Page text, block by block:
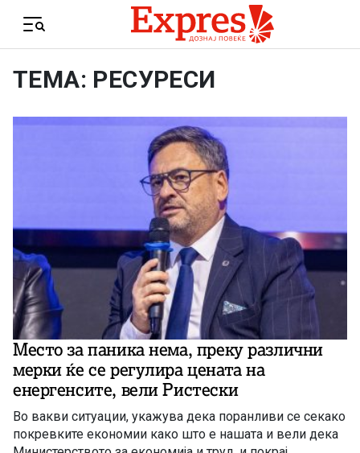
Menu
ТЕМА: РЕСУРЕСИ
Место за паника нема, преку различни
мерки ќе се регулира цената на
енергенсите, вели Ристески
Во вакви ситуации, укажува дека поранливи се секако
покревките економии како што е нашата и вели дека